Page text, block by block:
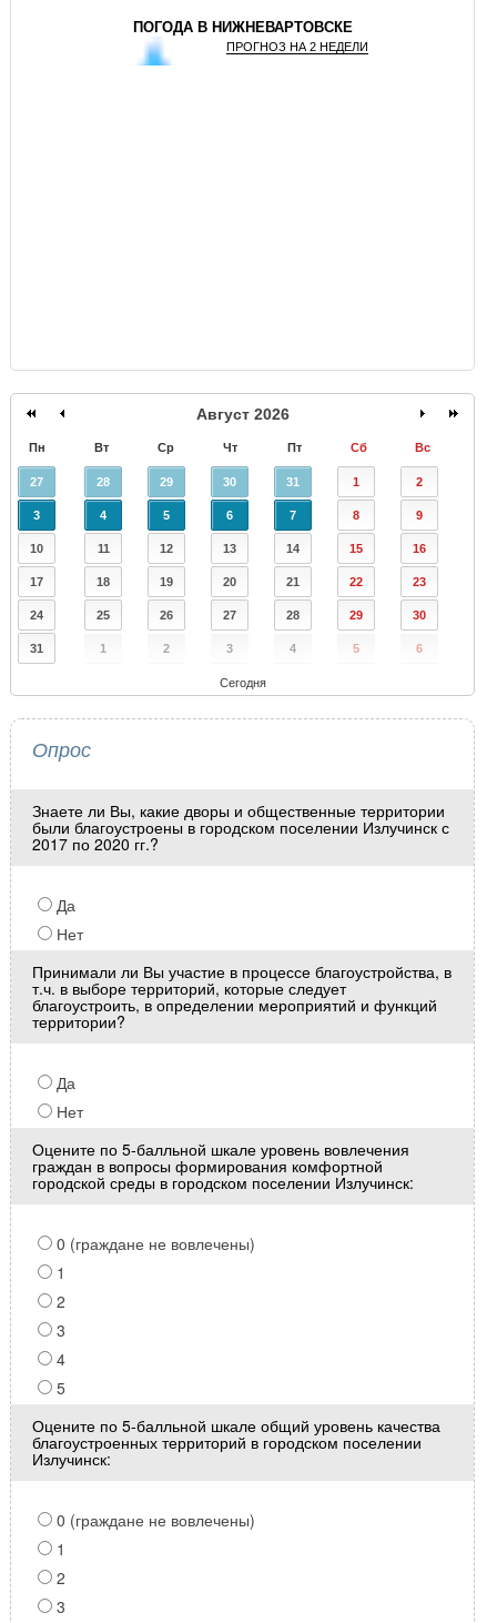
ПОГОДА В НИЖНЕВАРТОВСКЕ
ПРОГНОЗ НА 2 НЕДЕЛИ
Август 2026
Пн Вт Ср Чт Пт Сб Вс
27 28 29 30 31 1 2
3 4 5 6 7 8 9
10 11 12 13 14 15 16
17 18 19 20 21 22 23
24 25 26 27 28 29 30
31 1 2 3 4 5 6
Сегодня
Опрос
Знаете ли Вы, какие дворы и общественные территории
были благоустроены в городском поселении Излучинск с
2017 по 2020 гг.?
Да
Нет
Принимали ли Вы участие в процессе благоустройства, в
т.ч. в выборе территорий, которые следует
благоустроить, в определении мероприятий и функций
территории?
Да
Нет
Оцените по 5-балльной шкале уровень вовлечения
граждан в вопросы формирования комфортной
городской среды в городском поселении Излучинск:
0 (граждане не вовлечены)
1
2
3
4
5
Оцените по 5-балльной шкале общий уровень качества
благоустроенных территорий в городском поселении
Излучинск:
0 (граждане не вовлечены)
1
2
3